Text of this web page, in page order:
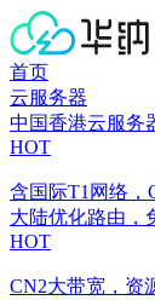
首页
云服务器
中国香港云服务
HOT
含国际T1网络，
大陆优化路由，
HOT
CN2大带宽，资